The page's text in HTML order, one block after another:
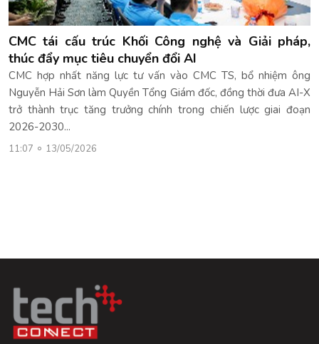
CMC tái cấu trúc Khối Công nghệ và Giải pháp,
thúc đẩy mục tiêu chuyển đổi AI
CMC hợp nhất năng lực tư vấn vào CMC TS, bổ nhiệm ông
Nguyễn Hải Sơn làm Quyền Tổng Giám đốc, đồng thời đưa AI-X
trở thành trục tăng trưởng chính trong chiến lược giai đoạn
2026-2030...
11:07 13/05/2026